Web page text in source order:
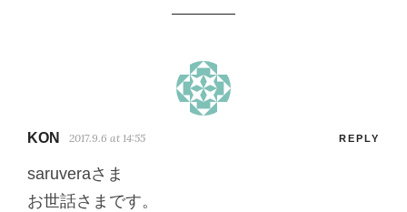
KON 2017.9.6 at 14:55 REPLY
saruveraさま
お世話さまです。